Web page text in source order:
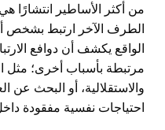
من أكثر الأساطير انتشارًا
الطرف الآخر ارتبط بشخص
الواقع يكشف أن دوافع
مرتبطة بأسباب أخرى؛ مثل
والاستقلالية، أو البحث عن
احتياجات نفسية مفقودة